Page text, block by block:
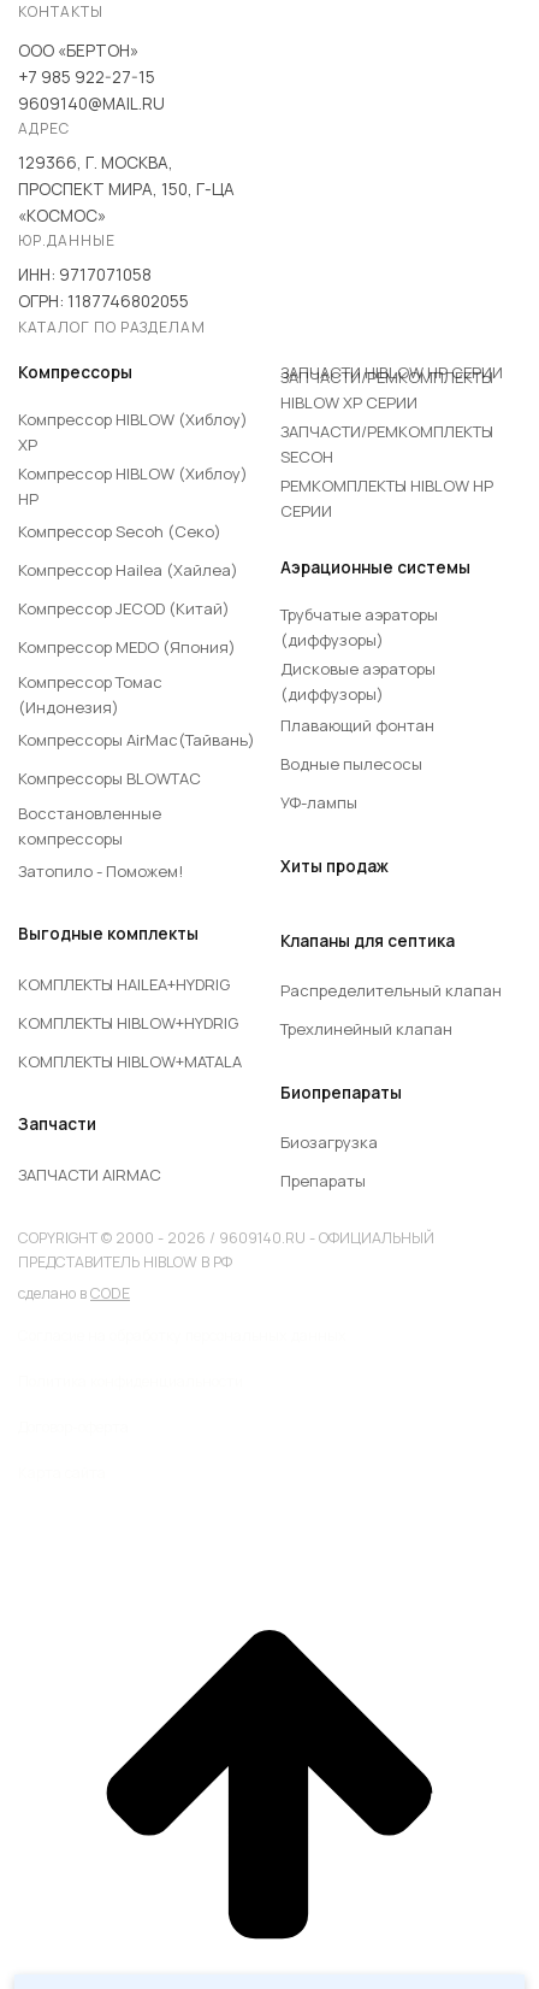
КОНТАКТЫ
ООО «БЕРТОН»
+7 985 922-27-15
9609140@MAIL.RU
АДРЕС
129366, Г. МОСКВА,
ПРОСПЕКТ МИРА, 150, Г-ЦА
«КОСМОС»
ЮР.ДАННЫЕ
ИНН: 9717071058
ОГРН: 1187746802055
КАТАЛОГ ПО РАЗДЕЛАМ
Компрессоры
Компрессор HIBLOW (Хиблоу)
XP
Компрессор HIBLOW (Хиблоу)
HP
Компрессор Secoh (Секо)
Компрессор Hailea (Хайлеа)
Компрессор JECOD (Китай)
Компрессор MEDO (Япония)
Компрессор Томас
(Индонезия)
Компрессоры AirMac(Тайвань)
Компрессоры BLOWTAC
Восстановленные
компрессоры
Затопило - Поможем!
Выгодные комплекты
КОМПЛЕКТЫ HAILEA+HYDRIG
КОМПЛЕКТЫ HIBLOW+HYDRIG
КОМПЛЕКТЫ HIBLOW+MATALA
Запчасти
ЗАПЧАСТИ AIRMAC
ЗАПЧАСТИ HIBLOW HP СЕРИИ
ЗАПЧАСТИ/РЕМКОМПЛЕКТЫ
HIBLOW XP СЕРИИ
ЗАПЧАСТИ/РЕМКОМПЛЕКТЫ
SECOH
РЕМКОМПЛЕКТЫ HIBLOW HP
СЕРИИ
Аэрационные системы
Трубчатые аэраторы
(диффузоры)
Дисковые аэраторы
(диффузоры)
Плавающий фонтан
Водные пылесосы
УФ-лампы
Хиты продаж
Клапаны для септика
Распределительный клапан
Трехлинейный клапан
Биопрепараты
Биозагрузка
Препараты
COPYRIGHT © 2000 - 2026 / 9609140.RU - ОФИЦИАЛЬНЫЙ
ПРЕДСТАВИТЕЛЬ HIBLOW В РФ
сделано вCODE